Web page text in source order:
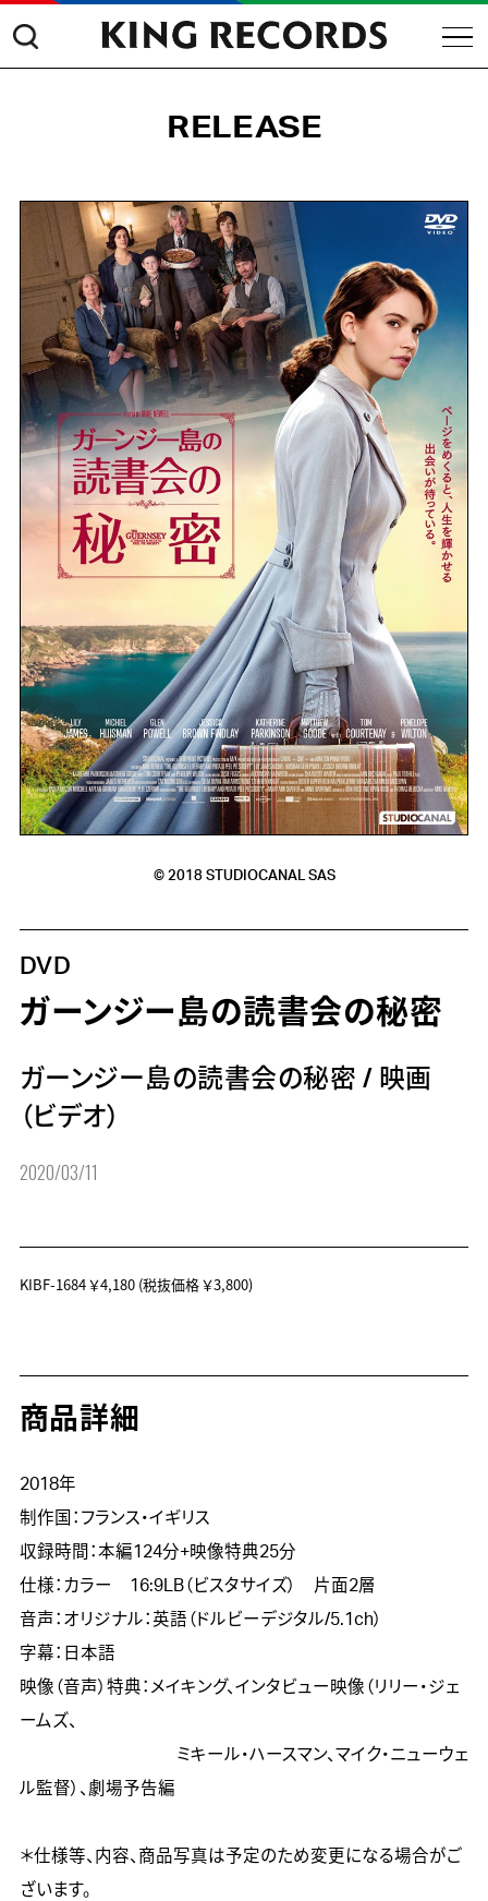
RELEASE
© 2018 STUDIOCANAL SAS
DVD
ガーンジー島の読書会の秘密
ガーンジー島の読書会の秘密 / 映画
（ビデオ）
2020/03/11
KIBF-1684￥4,180(税抜価格 ￥3,800)
商品詳細
2018年
制作国：フランス・イギリス
収録時間：本編124分+映像特典25分
仕様：カラー　16:9LB（ビスタサイズ）　片面2層
音声：オリジナル：英語（ドルビーデジタル/5.1ch）
字幕：日本語
映像（音声）特典：メイキング、インタビュー映像（リリー・ジェ
ームズ、
ミキール・ハースマン、マイク・ニューウェ
ル監督）、劇場予告編
＊仕様等、内容、商品写真は予定のため変更になる場合がご
ざいます。